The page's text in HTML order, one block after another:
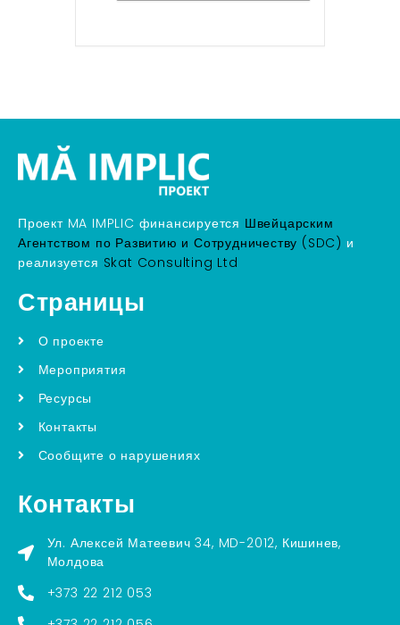
Проект MA IMPLIC финансируется Швейцарским
Агентством по Развитию и Сотрудничеству (SDC) и
реализуется Skat Consulting Ltd
Страницы
О проекте
Мероприятия
Ресурсы
Контакты
Сообщите о нарушениях
Контакты
Ул. Алексей Матеевич 34, MD-2012, Кишинев,
Молдова
+373 22 212 053